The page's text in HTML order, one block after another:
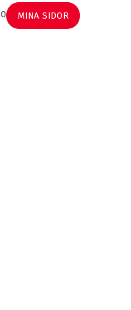
SÖK
0 MINA SIDOR